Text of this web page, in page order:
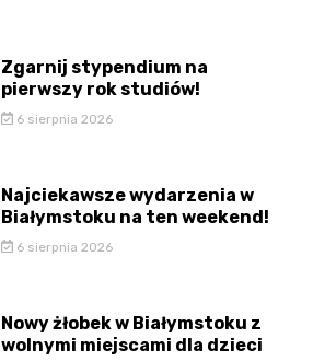
Zgarnij stypendium na
pierwszy rok studiów!
6 sierpnia 2026
Najciekawsze wydarzenia w
Białymstoku na ten weekend!
6 sierpnia 2026
Nowy żłobek w Białymstoku z
wolnymi miejscami dla dzieci